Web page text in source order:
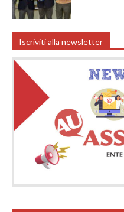
Iscriviti alla newsletter